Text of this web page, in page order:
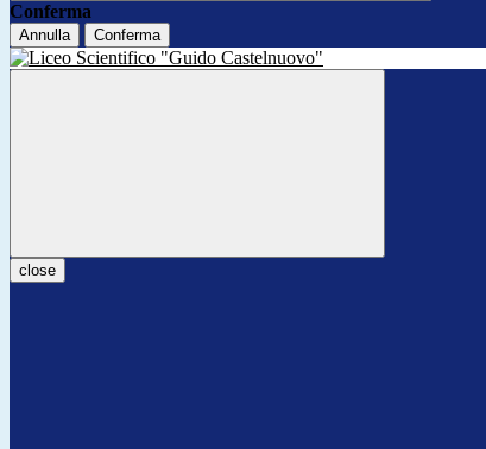
Conferma
Annulla Conferma
close